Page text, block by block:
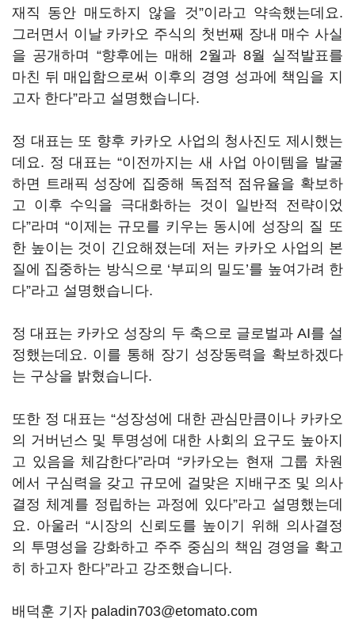
재직 동안 매도하지 않을 것”이라고 약속했는데요.
그러면서 이날 카카오 주식의 첫번째 장내 매수 사실
을 공개하며 “향후에는 매해 2월과 8월 실적발표를
마친 뒤 매입함으로써 이후의 경영 성과에 책임을 지
고자 한다”라고 설명했습니다.
정 대표는 또 향후 카카오 사업의 청사진도 제시했는
데요. 정 대표는“이전까지는 새 사업 아이템을 발굴
하면 트래픽 성장에 집중해 독점적 점유율을 확보하
고 이후 수익을 극대화하는 것이 일반적 전략이었
다”라며 “이제는 규모를 키우는 동시에 성장의 질 또
한 높이는 것이 긴요해졌는데 저는 카카오 사업의 본
질에 집중하는 방식으로 ‘부피의 밀도’를 높여가려 한
다”라고 설명했습니다.
정 대표는 카카오 성장의 두 축으로 글로벌과 AI를 설
정했는데요. 이를 통해 장기 성장동력을 확보하겠다
는 구상을 밝혔습니다.
또한 정 대표는 “성장성에 대한 관심만큼이나 카카오
의 거버넌스 및 투명성에 대한 사회의 요구도 높아지
고 있음을 체감한다”라며“카카오는 현재 그룹 차원
에서 구심력을 갖고 규모에 걸맞은 지배구조 및 의사
결정 체계를 정립하는 과정에 있다”라고 설명했는데
요. 아울러 “시장의 신뢰도를 높이기 위해 의사결정
의 투명성을 강화하고 주주 중심의 책임 경영을 확고
히 하고자 한다”라고 강조했습니다.
배덕훈 기자 paladin703@etomato.com